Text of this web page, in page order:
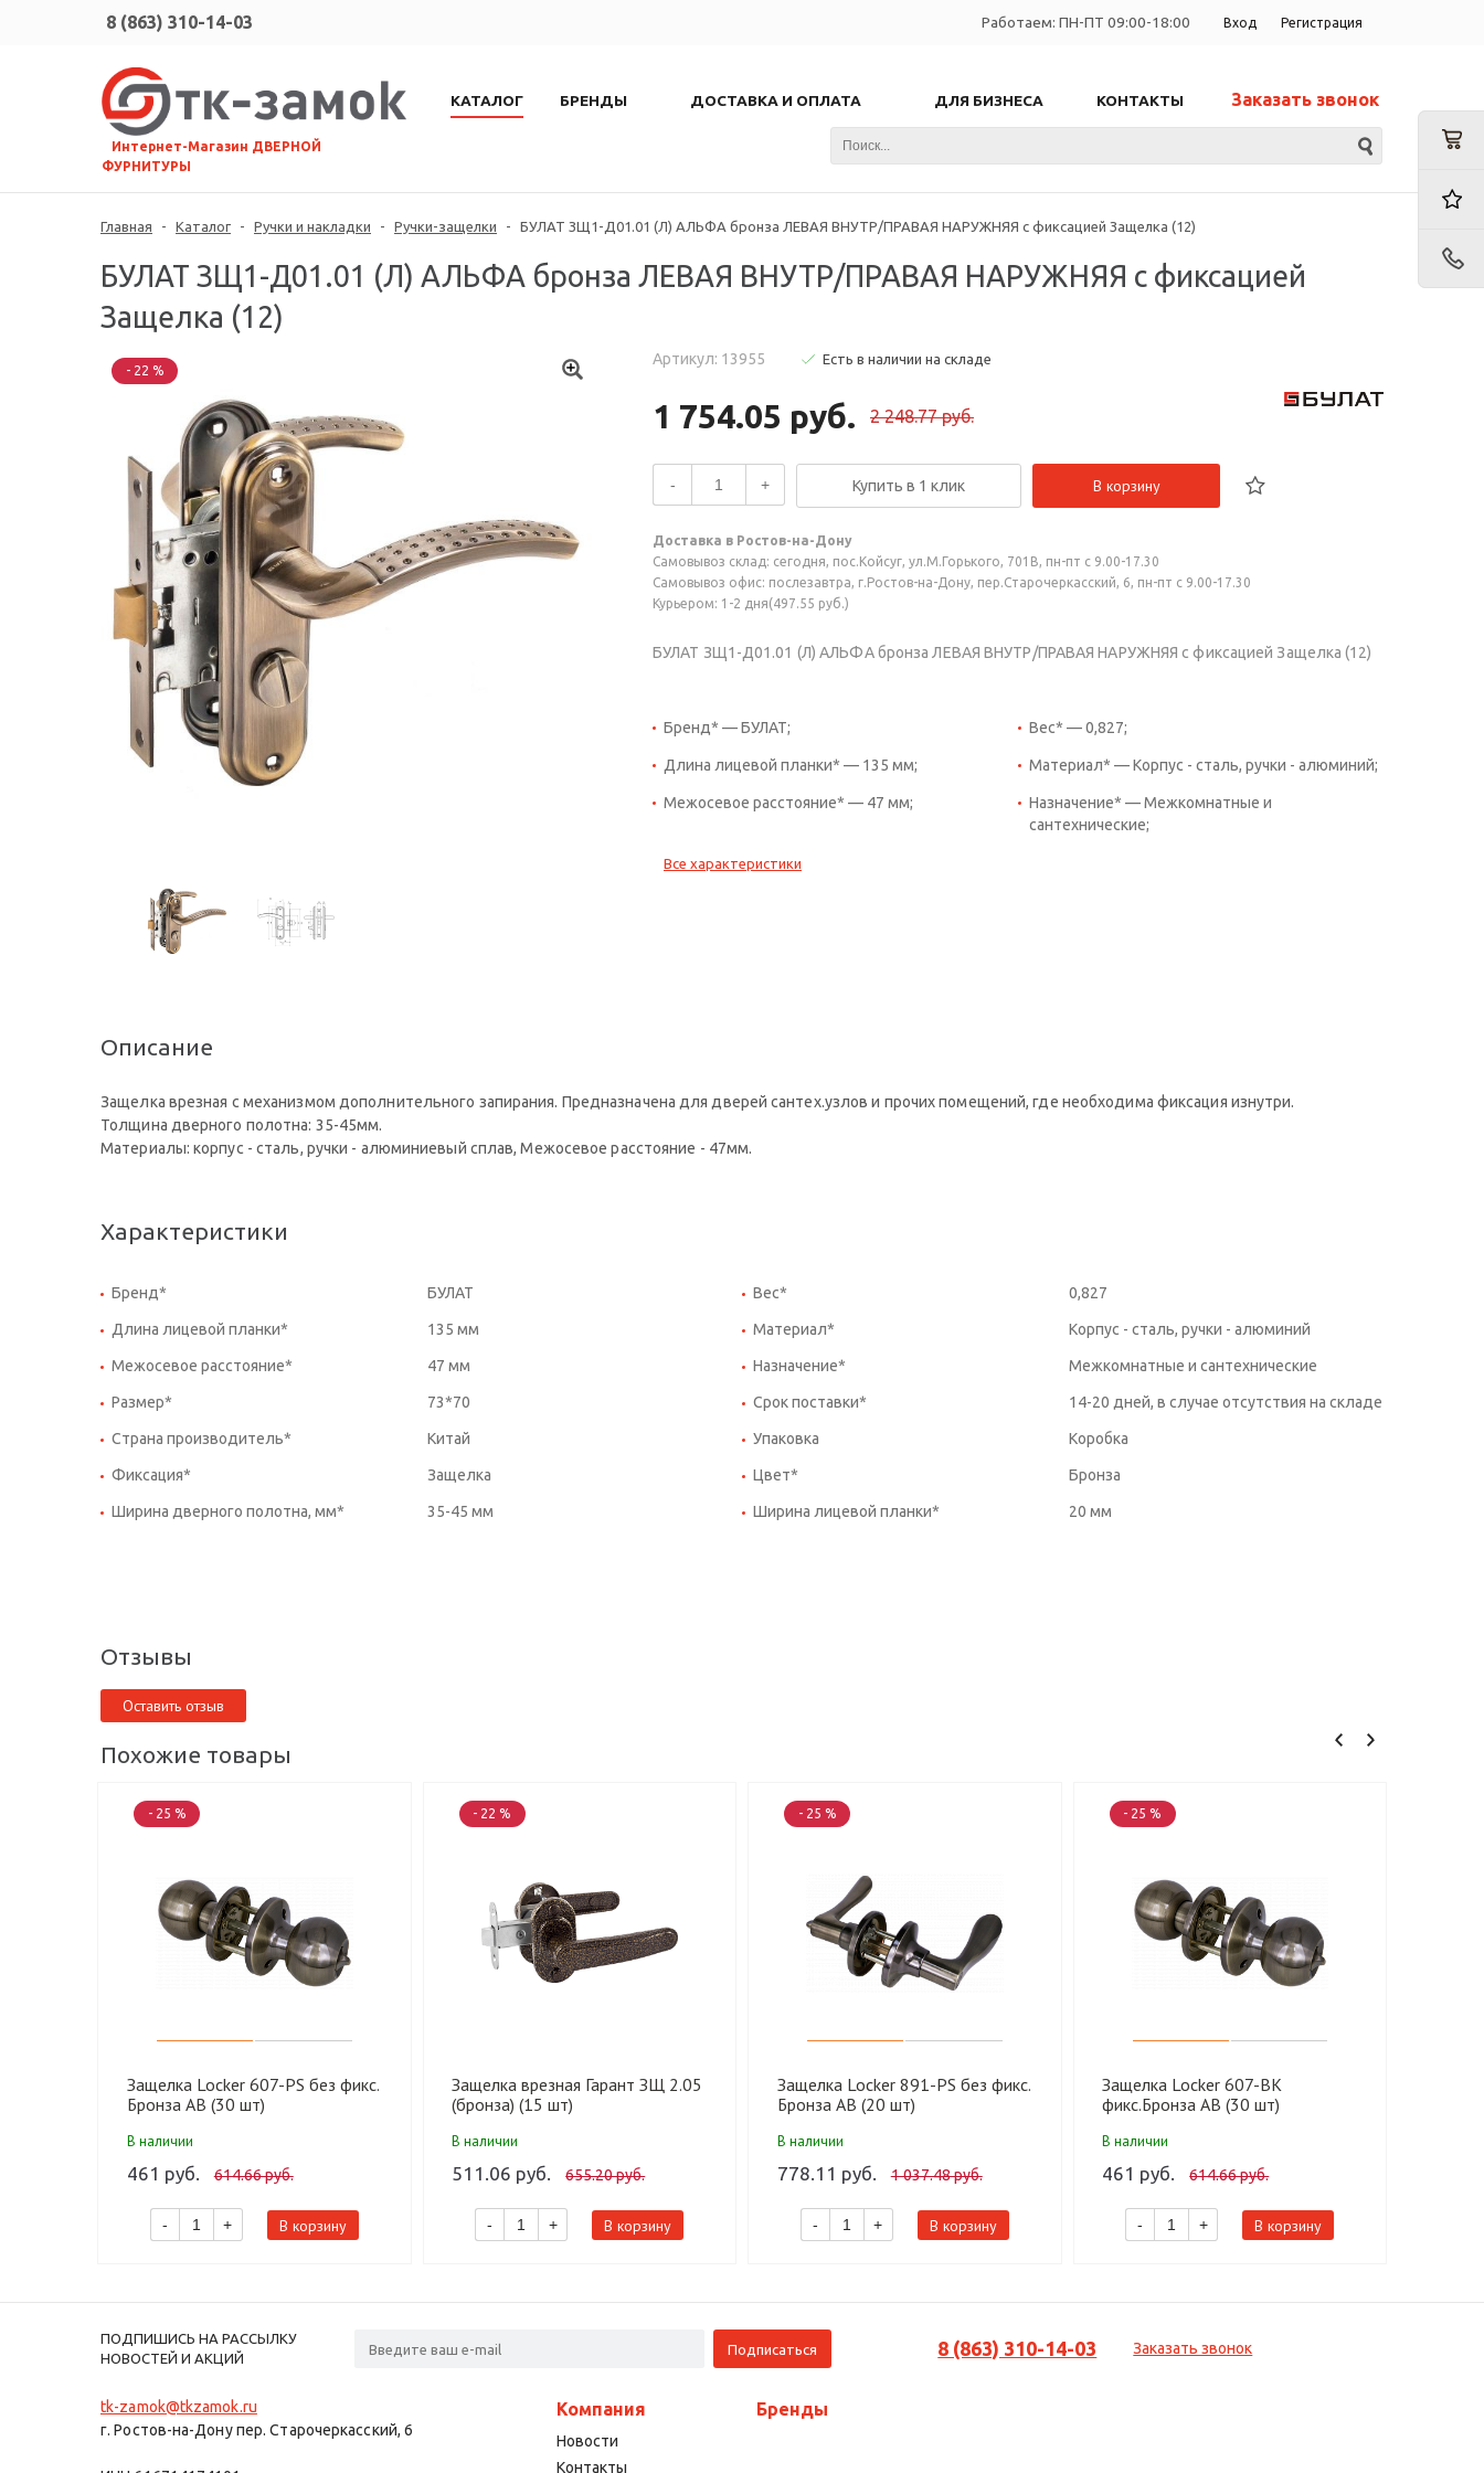
Вход Регистрация
Работаем: ПН-ПТ 09:00-18:00
8 (863) 310-14-03
⠀Интернет-Магазин ДВЕРНОЙ
ФУРНИТУРЫ
КАТАЛОГ БРЕНДЫ ДОСТАВКА И ОПЛАТА ДЛЯ БИЗНЕСА КОНТАКТЫ Заказать звонок
Главная - Каталог - Ручки и накладки - Ручки-защелки - БУЛАТ ЗЩ1-Д01.01 (Л) АЛЬФА бронза ЛЕВАЯ ВНУТР/ПРАВАЯ НАРУЖНЯЯ с фиксацией Защелка (12)
БУЛАТ ЗЩ1-Д01.01 (Л) АЛЬФА бронза ЛЕВАЯ ВНУТР/ПРАВАЯ НАРУЖНЯЯ с фиксацией
Защелка (12)
- 22 %
Артикул: 13955 Есть в наличии на складе
1 754.05 руб. 2 248.77 руб.
- + Купить в 1 клик В корзину
Доставка в Ростов-на-Дону
Самовывоз склад: сегодня, пос.Койсуг, ул.М.Горького, 701В, пн-пт с 9.00-17.30
Самовывоз офис: послезавтра, г.Ростов-на-Дону, пер.Старочеркасский, 6, пн-пт с 9.00-17.30
Курьером: 1-2 дня(497.55 руб.)
БУЛАТ ЗЩ1-Д01.01 (Л) АЛЬФА бронза ЛЕВАЯ ВНУТР/ПРАВАЯ НАРУЖНЯЯ с фиксацией Защелка (12)
Бренд* — БУЛАТ; Вес* — 0,827;
Длина лицевой планки* — 135 мм; Материал* — Корпус - сталь, ручки - алюминий;
Межосевое расстояние* — 47 мм;
Назначение* — Межкомнатные и
сантехнические;
Все характеристики
Описание
Защелка врезная с механизмом дополнительного запирания. Предназначена для дверей сантех.узлов и прочих помещений, где необходима фиксация изнутри.
Толщина дверного полотна: 35-45мм.
Материалы: корпус - сталь, ручки - алюминиевый сплав, Межосевое расстояние - 47мм.
Характеристики
Бренд* БУЛАТ Вес* 0,827
Длина лицевой планки* 135 мм Материал* Корпус - сталь, ручки - алюминий
Межосевое расстояние* 47 мм Назначение* Межкомнатные и сантехнические
Размер* 73*70 Срок поставки* 14-20 дней, в случае отсутствия на складе
Страна производитель* Китай Упаковка Коробка
Фиксация* Защелка Цвет* Бронза
Ширина дверного полотна, мм* 35-45 мм Ширина лицевой планки* 20 мм
Отзывы
Оставить отзыв
Похожие товары
- 25 %
Защелка Locker 607-PS без фикс.
Бронза AB (30 шт)
В наличии
461 руб. 614.66 руб.
- + В корзину
- 22 %
Защелка врезная Гарант ЗЩ 2.05
(бронза) (15 шт)
В наличии
511.06 руб. 655.20 руб.
- + В корзину
- 25 %
Защелка Locker 891-PS без фикс.
Бронза AB (20 шт)
В наличии
778.11 руб. 1 037.48 руб.
- + В корзину
- 25 %
Защелка Locker 607-BK
фикс.Бронза AB (30 шт)
В наличии
461 руб. 614.66 руб.
- + В корзину
ПОДПИШИСЬ НА РАССЫЛКУ
НОВОСТЕЙ И АКЦИЙ
8 (863) 310-14-03 Заказать звонок
tk-zamok@tkzamok.ru
г. Ростов-на-Дону пер. Старочеркасский, 6
Компания
Новости
Контакты
Бренды